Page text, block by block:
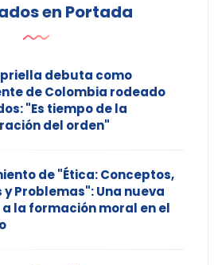
en Portada
debuta como
de Colombia rodeado
"Es tiempo de la
del orden"
de "Ética: Conceptos,
y Problemas": Una nueva
la formación moral en el